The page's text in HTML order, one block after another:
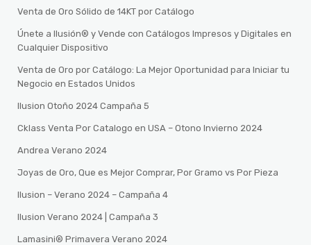
Venta de Oro Sólido de 14KT por Catálogo
Únete a Ilusión® y Vende con Catálogos Impresos y Digitales en
Cualquier Dispositivo
Venta de Oro por Catálogo: La Mejor Oportunidad para Iniciar tu
Negocio en Estados Unidos
Ilusion Otoño 2024 Campaña 5
Cklass Venta Por Catalogo en USA – Otono Invierno 2024
Andrea Verano 2024
Joyas de Oro, Que es Mejor Comprar, Por Gramo vs Por Pieza
Ilusion – Verano 2024 – Campaña 4
Ilusion Verano 2024 | Campaña 3
Lamasini®️ Primavera Verano 2024